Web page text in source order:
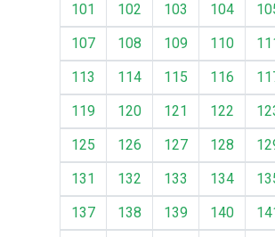
101
102 103 104
107
108 109 110
113
114 115 116
119
120 121 122
125
126 127 128
131
132 133 134
137
138 139 140